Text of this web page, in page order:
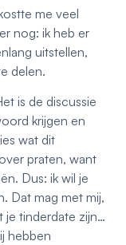
me veel
nog: ik heb er
uitstellen,
delen.
is de discussie
krijgen en
wat dit
praten, want
Dus: ik wil je
Dat mag met mij,
je tinderdate zijn…
hebben